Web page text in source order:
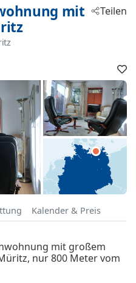
mit
Teilen
Kalender & Preis
mit großem
nur 800 Meter vom